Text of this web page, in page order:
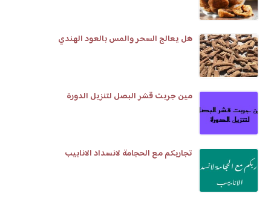
هل يعالج السحر والمس بالعود الهندي
مين جربت قشر البصل لتنزيل الدورة
تجاربكم مع الحجامة لانسداد الانابيب